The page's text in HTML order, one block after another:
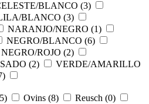
BLANCO (3)
BLANCO (3)
NARANJO/NEGRO (1)
NEGRO/BLANCO (6)
NEGRO/ROJO (2)
(2)
VERDE/AMARILLO
Ovins (8)
Reusch (0)